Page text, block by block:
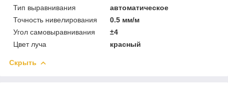
Тип выравнивания
автоматическое
Точность нивелирования
0.5 мм/м
Угол самовыравнивания
±4
Цвет луча
красный
Скрыть